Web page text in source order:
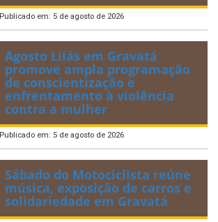
Publicado em: 5 de agosto de 2026
Agosto Lilás em Gravatá
promove ampla programação
de conscientização e
enfrentamento à violência
contra a mulher
Publicado em: 5 de agosto de 2026
Sábado do Motociclista reúne
música, exposição de carros e
solidariedade em Gravatá